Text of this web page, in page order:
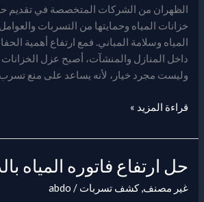
الظهران من الشركات المتخصصة في تقديم
خزانات المياه وحمايتها من التسربات
المياه وسلامة المباني. فمع ارتفاع أهمية
داخل المنازل والمنشآت، أصبح عزل
وليست مجرد خيار، لأنه يساعد على منع تسرب
الظهران
قراءة المزيد »
حل ارتفاع فاتوره المياه
غير مصنف,كشف تسربات /
abdo
حل
ارتفاع
فاتوره